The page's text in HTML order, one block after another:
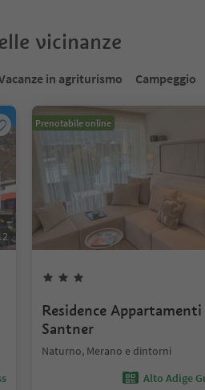
vicinanze
in agriturismo Campeggio
Prenotabile online
Residence Appartamenti
Santner
Naturno, Merano e dintorni
Alto Adige